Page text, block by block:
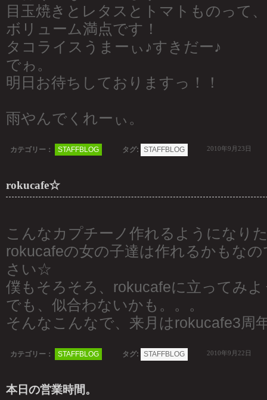
目玉焼きとレタスとトマトものって、
ボリューム満点です！
タコライスうまーぃ♪すきだー♪
でゎ。
明日お待ちしておりますっ！！
雨やんでくれーぃ。
カテゴリー： STAFFBLOG タグ: STAFFBLOG 2010年9月23日
rokucafe☆
こんなカプチーノ作れるようになり
rokucafeの女の子達は作れるかもな
さい☆
僕もそろそろ、rokucafeに立ってみ
でも、似合わないかも。。。
そんなこんなで、来月はrokucafe3周
カテゴリー： STAFFBLOG タグ: STAFFBLOG 2010年9月22日
本日の営業時間。